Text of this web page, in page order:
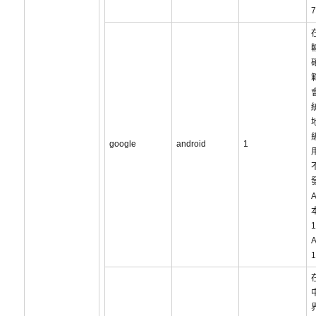
google android 1